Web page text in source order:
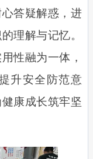
答疑解惑，进
理解与记忆。
性融为一体，
升安全防范意
康成长筑牢坚